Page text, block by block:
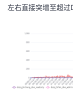
左右直接突增至超过